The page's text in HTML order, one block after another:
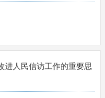
进人民信访工作的重要思